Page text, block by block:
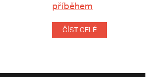
příběhem
ČÍST CELÉ